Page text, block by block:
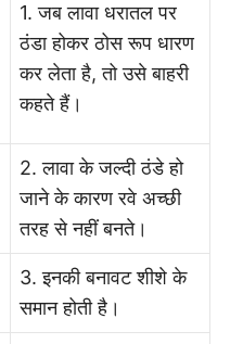
1. जब लावा धरातल पर
ठंडा होकर ठोस रूप धारण
कर लेता है, तो उसे बाहरी
कहते हैं।
2. लावा के जल्दी ठंडे हो
जाने के कारण रवे अच्छी
तरह से नहीं बनते।
3. इनकी बनावट शीशे के
समान होती है।